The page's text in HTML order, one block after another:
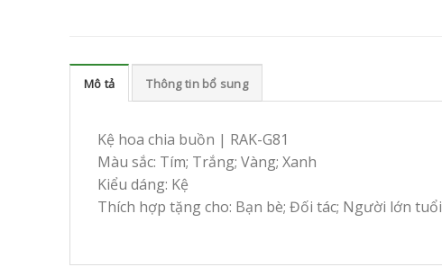
Mô tả Thông tin bổ sung
Kệ hoa chia buồn | RAK-G81
Màu sắc: Tím; Trắng; Vàng; Xanh
Kiểu dáng: Kệ
Thích hợp tặng cho: Bạn bè; Đối tác; Người lớn tuổi